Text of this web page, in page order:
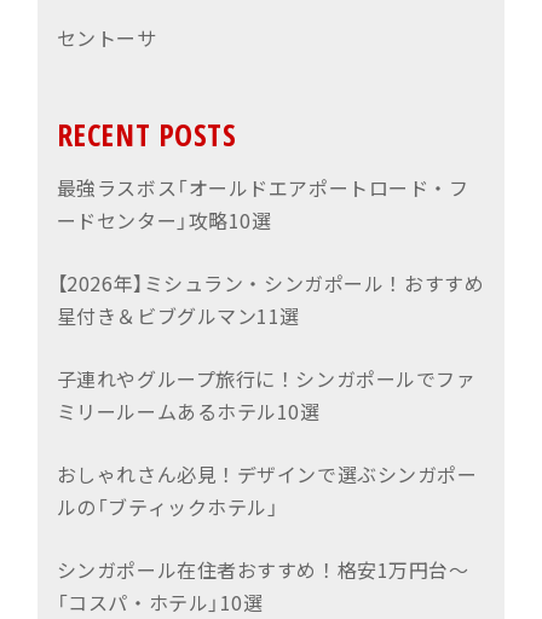
セントーサ
RECENT POSTS
最強ラスボス「オールドエアポートロード・フ
ードセンター」攻略10選
【2026年】ミシュラン・シンガポール！おすすめ
星付き＆ビブグルマン11選
子連れやグループ旅行に！シンガポールでファ
ミリールームあるホテル10選
おしゃれさん必見！デザインで選ぶシンガポー
ルの「ブティックホテル」
シンガポール在住者おすすめ！格安1万円台〜
「コスパ・ホテル」10選